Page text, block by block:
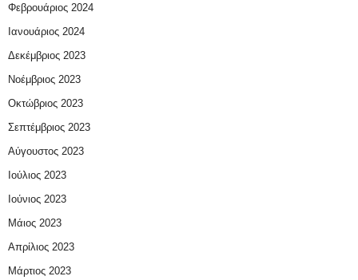
Φεβρουάριος 2024
Ιανουάριος 2024
Δεκέμβριος 2023
Νοέμβριος 2023
Οκτώβριος 2023
Σεπτέμβριος 2023
Αύγουστος 2023
Ιούλιος 2023
Ιούνιος 2023
Μάιος 2023
Απρίλιος 2023
Μάρτιος 2023